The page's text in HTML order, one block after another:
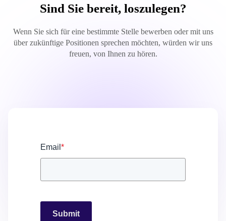
Sind Sie bereit, loszulegen?
Wenn Sie sich für eine bestimmte Stelle bewerben oder mit uns
über zukünftige Positionen sprechen möchten, würden wir uns
freuen, von Ihnen zu hören.
Email*
Submit